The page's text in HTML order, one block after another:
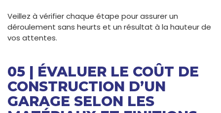
Veillez à vérifier chaque étape pour assurer un
déroulement sans heurts et un résultat à la hauteur de
vos attentes.
05 | ÉVALUER LE COÛT DE
CONSTRUCTION D’UN
GARAGE SELON LES